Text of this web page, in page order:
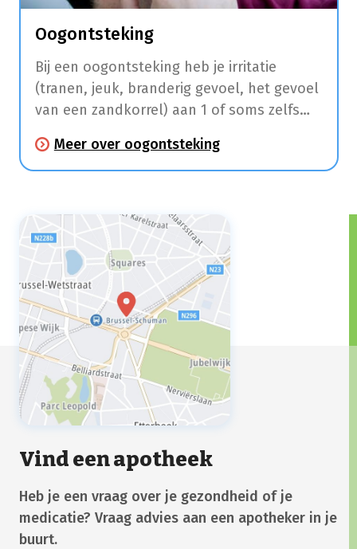
Oogontsteking
Bij een oogontsteking heb je irritatie
(tranen, jeuk, branderig gevoel, het gevoel
van een zandkorrel) aan 1 of soms zelfs
er kan etter in je oog zitten waardoor het
‘s morgens ook wat kan dichtplakken.
Meer over oogontsteking
Vind een apotheek
Heb je een vraag over je gezondheid of je
medicatie? Vraag advies aan een apotheker in je
buurt.